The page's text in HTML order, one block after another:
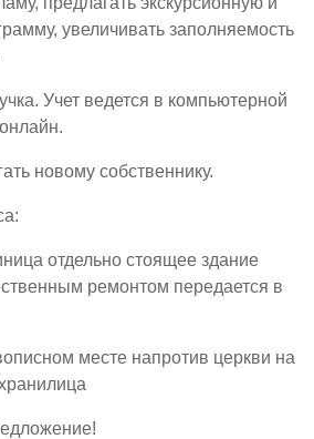
увеличивать заполняемость
Учет ведется в компьютерной
новому собственнику.
отдельно стоящее здание
ремонтом передается в
месте напротив церкви на